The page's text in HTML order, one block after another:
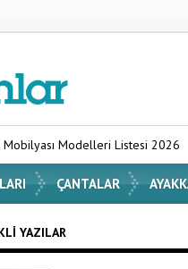
Modelleri Listesi 2026
ÇANTALAR
YAZILAR